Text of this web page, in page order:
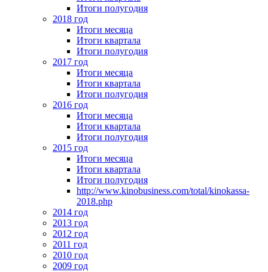
Итоги полугодия
2018 год
Итоги месяца
Итоги квартала
Итоги полугодия
2017 год
Итоги месяца
Итоги квартала
Итоги полугодия
2016 год
Итоги месяца
Итоги квартала
Итоги полугодия
2015 год
Итоги месяца
Итоги квартала
Итоги полугодия
http://www.kinobusiness.com/total/kinokassa-
2018.php
2014 год
2013 год
2012 год
2011 год
2010 год
2009 год